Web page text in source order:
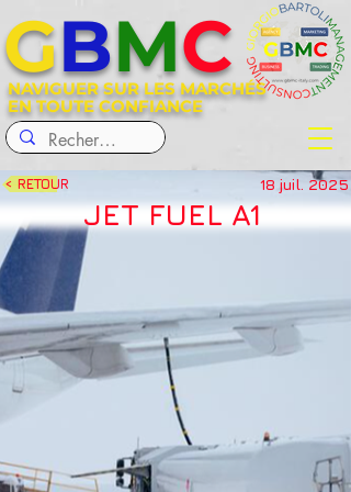
NAVIGUER SUR LES MARCHÉS
EN TOUTE CONFIANCE
GBMC
< RETOUR 18 juil. 2025
JET FUEL A1